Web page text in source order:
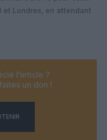
et Londres, en attendant
l’article ?
un don !